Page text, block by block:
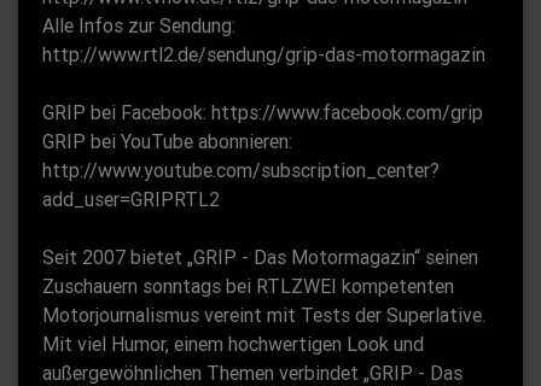
Alle Infos zur Sendung:
http://www.rtl2.de/sendung/grip-das-motormagazin
GRIP bei Facebook: https://www.facebook.com/grip
GRIP bei YouTube abonnieren:
http://www.youtube.com/subscription_center?
add_user=GRIPRTL2
Seit 2007 bietet „GRIP - Das Motormagazin“ seinen
Zuschauern sonntags bei RTLZWEI kompetenten
Motorjournalismus vereint mit Tests der Superlative.
Mit viel Humor, einem hochwertigen Look und
außergewöhnlichen Themen verbindet „GRIP - Das